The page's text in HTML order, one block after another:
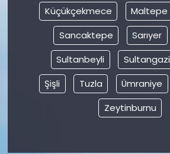
Küçükçekmece
Maltepe
Sancaktepe
Sarıyer
Sultanbeyli
Sultangazi
Şişli
Tuzla Ümraniye
Zeytinburnu